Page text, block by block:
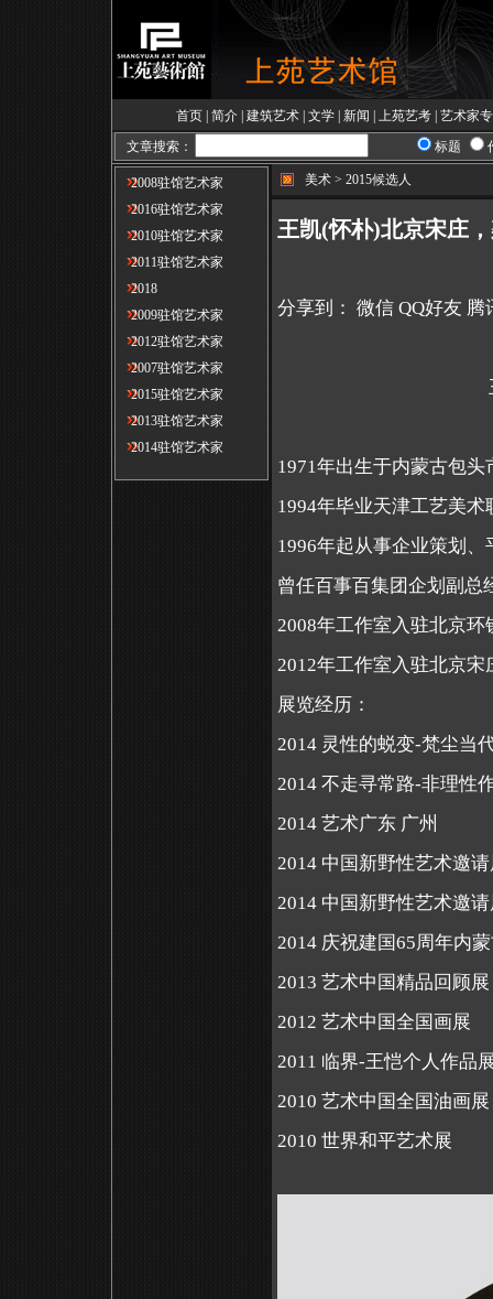
首页 简介 建筑艺术 文学 新闻 上苑艺考 艺术家
文章搜索：
标题
2008驻馆艺术家
2016驻馆艺术家
2010驻馆艺术家
2011驻馆艺术家
2018
2009驻馆艺术家
2012驻馆艺术家
2007驻馆艺术家
2015驻馆艺术家
2013驻馆艺术家
2014驻馆艺术家
美术 > 2015候选人
王凯(怀朴)北京宋庄
分享到： 微信 QQ好友 腾
1971年出生于内蒙古包头
1994年毕业天津工艺美术
1996年起从事企业策划、
曾任百事百集团企划副总
2008年工作室入驻北京环
2012年工作室入驻北京宋
展览经历：
2014 灵性的蜕变-梵尘当
2014 不走寻常路-非理性
2014 艺术广东 广州
2014 中国新野性艺术邀
2014 中国新野性艺术邀
2014 庆祝建国65周年内
2013 艺术中国精品回顾展
2012 艺术中国全国画展
2011 临界-王恺个人作品
2010 艺术中国全国油画展
2010 世界和平艺术展